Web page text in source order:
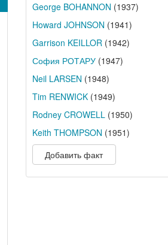
George BOHANNON (1937)
Howard JOHNSON (1941)
Garrison KEILLOR(1942)
София РОТАРУ(1947)
Neil LARSEN (1948)
Tim RENWICK(1949)
Rodney CROWELL(1950)
Keith THOMPSON (1951)
Добавить факт